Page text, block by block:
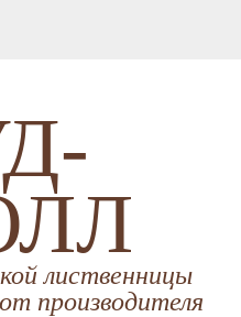
лиственницы
производителя